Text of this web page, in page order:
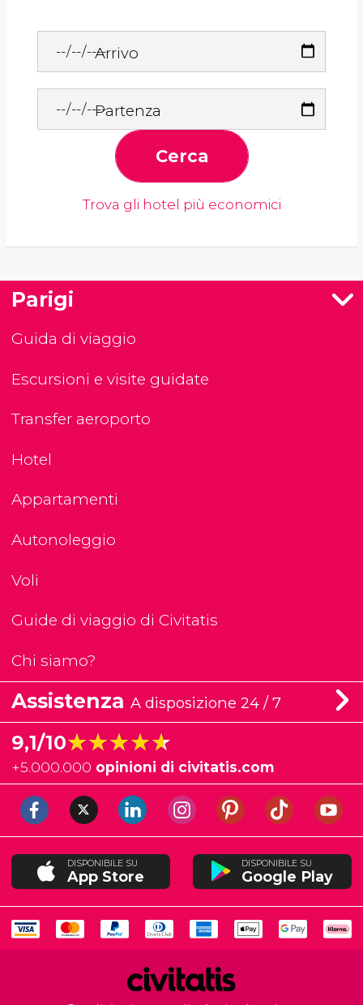
Arrivo
Partenza
Cerca
Trova gli hotel più economici
Parigi
Guida di viaggio
Escursioni e visite guidate
Transfer aeroporto
Hotel
Appartamenti
Autonoleggio
Voli
Guide di viaggio di Civitatis
Chi siamo?
Assistenza A disposizione 24 / 7
9,1/10★★★★★
★★★★★
+5.000.000 opinioni di civitatis.com
DISPONIBILE SU
App Store
DISPONIBILE SU
Google Play